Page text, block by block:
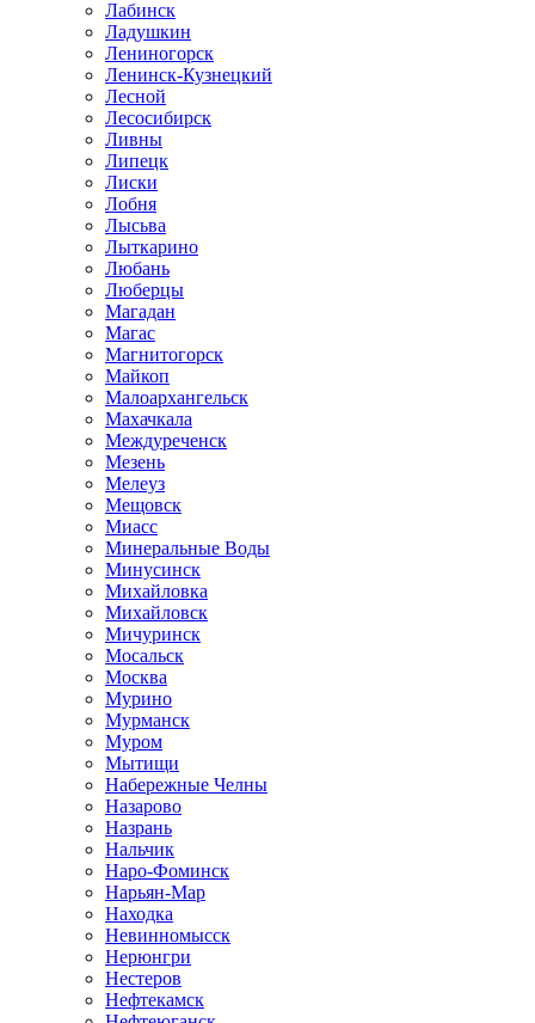
Лабинск
Ладушкин
Лениногорск
Ленинск-Кузнецкий
Лесной
Лесосибирск
Ливны
Липецк
Лиски
Лобня
Лысьва
Лыткарино
Любань
Люберцы
Магадан
Магас
Магнитогорск
Майкоп
Малоархангельск
Махачкала
Междуреченск
Мезень
Мелеуз
Мещовск
Миасс
Минеральные Воды
Минусинск
Михайловка
Михайловск
Мичуринск
Мосальск
Москва
Мурино
Мурманск
Муром
Мытищи
Набережные Челны
Назарово
Назрань
Нальчик
Наро-Фоминск
Нарьян-Мар
Находка
Невинномысск
Нерюнгри
Нестеров
Нефтекамск